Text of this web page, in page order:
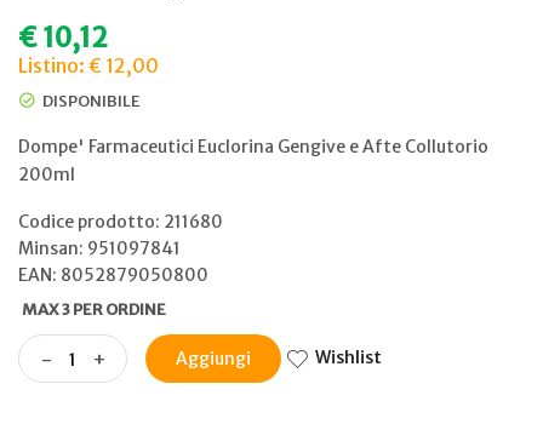
€10,12
Listino: € 12,00
DISPONIBILE
Dompe' Farmaceutici Euclorina Gengive e Afte Collutorio
200ml
Codice prodotto: 211680
Minsan: 951097841
EAN: 8052879050800
MAX 3 PER ORDINE
- + Aggiungi Wishlist